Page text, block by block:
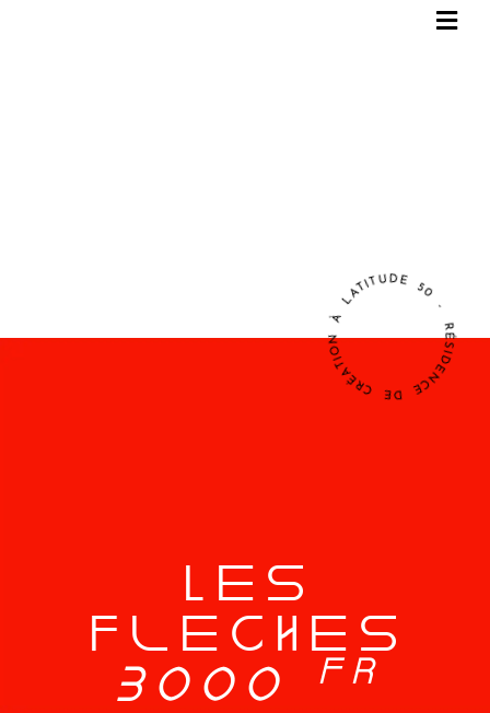
RÉSIDENCE DE CRÉATION À LATITUDE 50 -
Les
Flèches
3000
FR